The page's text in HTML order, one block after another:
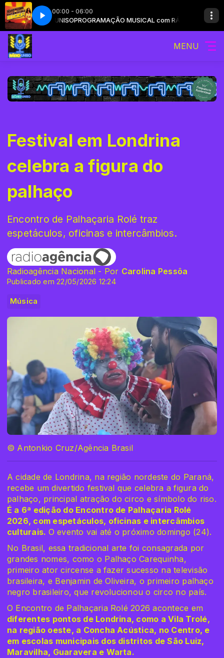
00:00 - 06:00
RÁDIO UNISOPROGRAMAÇÃO MUSICAL com RÁDIO UNISO
& Marchesini Radio Edit)Desaparecidos - Ibiza (Desaparecidos Vs.
MENU
Festival em Londrina
celebra a figura do
palhaço
Encontro de Palhaçaria Rolé traz
espetáculos, oficinas e intercâmbios.
Radioagência Nacional - Por Carolina Pessôa
Publicado em 22/05/2026 12:24
Música
© Antonkio Cruz/Agência Brasil
A cidade de Londrina, na região nordeste do Paraná,
recebe um divertido festival que celebra a figura do
palhaço, principal atração do circo e símbolo do riso.
É a 6ª edição do Encontro de Palhaçaria Rolé
2026, com espetáculos, oficinas e intercâmbios
culturais. O evento vai até o próximo domingo (24).
No Brasil, essa tradicional arte foi consagrada por
grandes nomes, como o Palhaço Carequinha,
primeiro ator circense a fazer sucesso na televisão
brasileira, e Benjamin de Oliveira, o primeiro palhaço
negro brasileiro, que revolucionou o circo no país.
O Encontro de Palhaçaria Rolé 2026 acontece em
diferentes pontos de Londrina, como a Vila Trolé,
na região oeste, a Concha Acústica, no Centro, e
em escolas municipais dos distritos de São Luiz,
Maravilha, Guaravera e Warta.